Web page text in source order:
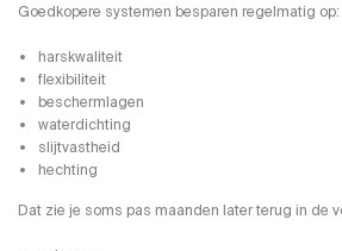
Goedkopere systemen besparen regelmatig op:
harskwaliteit
flexibiliteit
beschermlagen
waterdichting
slijtvastheid
hechting
Dat zie je soms pas maanden later terug in de